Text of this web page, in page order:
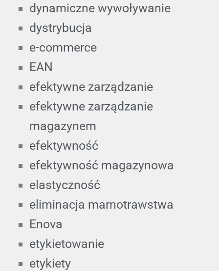
dynamiczne wywoływanie
dystrybucja
e-commerce
EAN
efektywne zarządzanie
efektywne zarządzanie
magazynem
efektywność
efektywność magazynowa
elastyczność
eliminacja marnotrawstwa
Enova
etykietowanie
etykiety